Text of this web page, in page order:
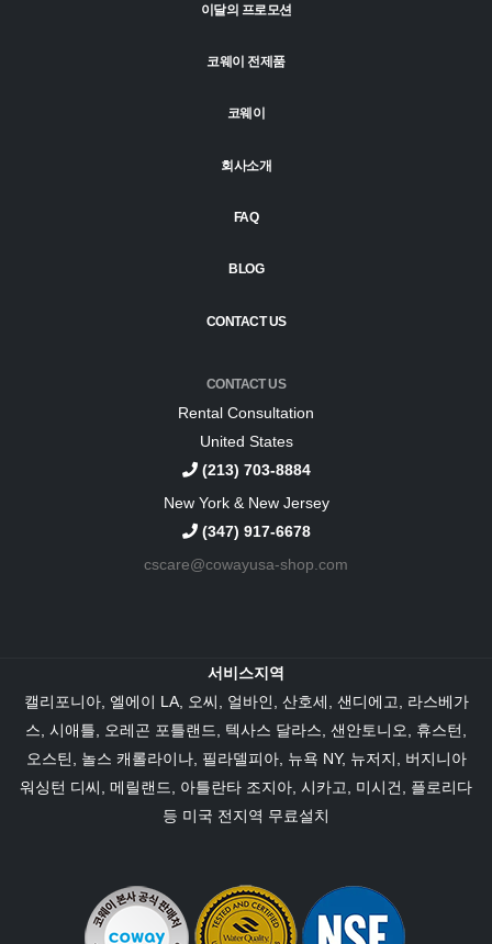
이달의 프로모션
코웨이 전제품
코웨이
회사소개
FAQ
BLOG
CONTACT US
CONTACT US
Rental Consultation
United States
(213) 703-8884
New York & New Jersey
(347) 917-6678
cscare@cowayusa-shop.com
서비스지역
캘리포니아, 엘에이 LA, 오씨, 얼바인 , 산호세, 샌디에고, 라스베가
스 시애틀 , 오레곤 포틀랜드, 텍사스 달라스 샌안토니오 휴스턴
오스틴
놀스 캐롤라이나, 필라델피아, 뉴욕 NY, 뉴저지
버지니아
워싱턴 디씨, 메릴랜드 아틀란타 조지아 시카고 , 미시건, 플로리다
등 미국 전지역 무료설치